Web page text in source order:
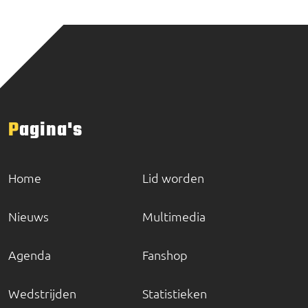
Pagina's
Home
Nieuws
Agenda
Wedstrijden
Lid worden
Multimedia
Fanshop
Statistieken